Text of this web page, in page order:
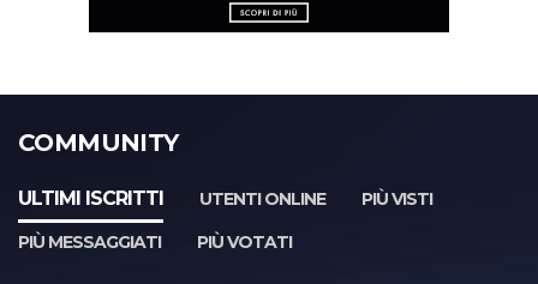
COMMUNITY
ULTIMI ISCRITTI UTENTI ONLINE
PIÙ VISTI
PIÙ MESSAGGIATI
PIÙ VOTATI